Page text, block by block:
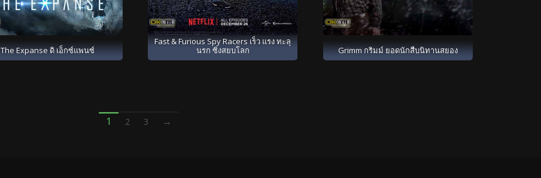
The Expanse ดิ เอ็กซ์แพนซ์
Fast & Furious Spy Racers เร็ว แรง ทะลุ
นรก ซิ่งสยบโลก
Grimm กริมม์ ยอดนักสืบนิทานสยอง
1 2 3 →